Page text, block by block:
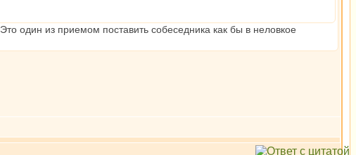
один из приемом поставить собеседника как бы в неловкое